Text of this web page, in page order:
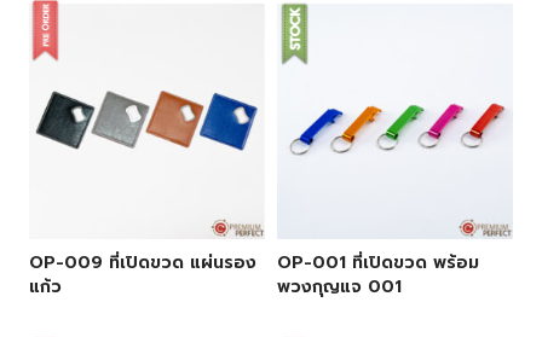
OP-009 ที่เปิดขวด แผ่นรอง
แก้ว
OP-001 ที่เปิดขวด พร้อม
พวงกุญแจ 001